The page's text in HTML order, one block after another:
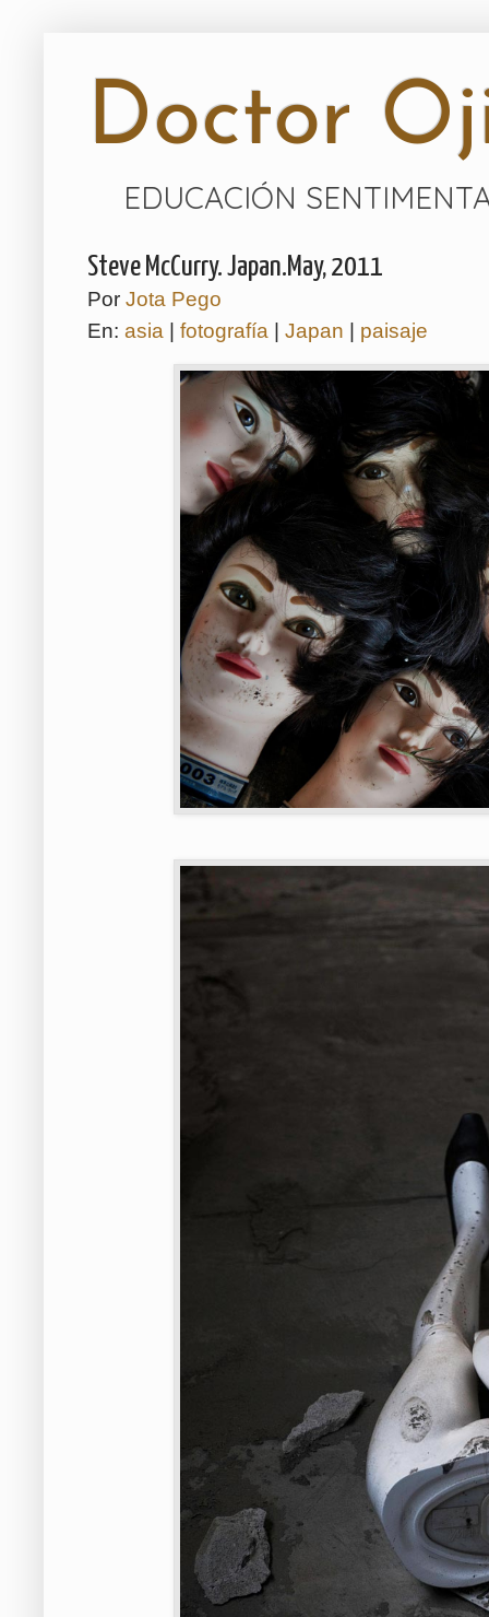
Doctor
EDUCACIÓN
Steve McCurry. Japan.May, 2011
Por Jota Pego
En: asia fotografía Japan paisaje